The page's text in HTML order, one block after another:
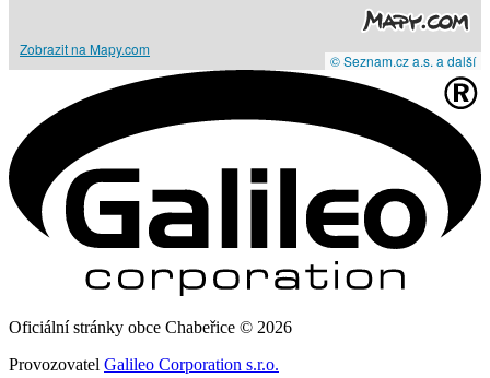
Zobrazit na Mapy.com
© Seznam.cz a.s. a další
Oficiální stránky obce Chabeřice © 2026
Provozovatel Galileo Corporation s.r.o.